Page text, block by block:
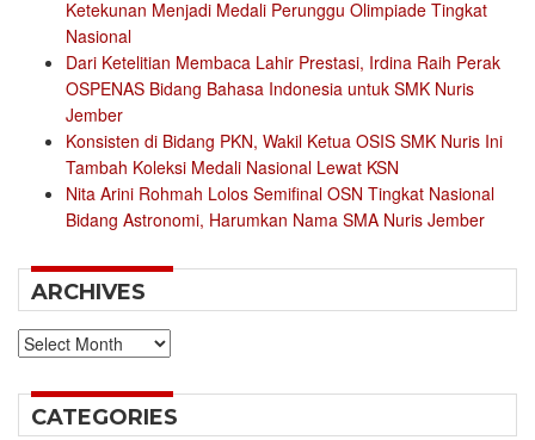
Ketekunan Menjadi Medali Perunggu Olimpiade Tingkat
Nasional
Dari Ketelitian Membaca Lahir Prestasi, Irdina Raih Perak
OSPENAS Bidang Bahasa Indonesia untuk SMK Nuris
Jember
Konsisten di Bidang PKN, Wakil Ketua OSIS SMK Nuris Ini
Tambah Koleksi Medali Nasional Lewat KSN
Nita Arini Rohmah Lolos Semifinal OSN Tingkat Nasional
Bidang Astronomi, Harumkan Nama SMA Nuris Jember
ARCHIVES
Archives
CATEGORIES